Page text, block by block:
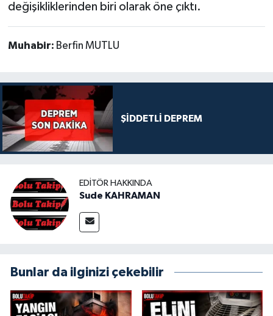
değişikliklerinden biri olarak öne çıktı.
Muhabir: Berfin MUTLU
ŞİDDETLİ DEPREM
EDITÖR HAKKINDA
Sude KAHRAMAN
Bunlar da ilginizi çekebilir